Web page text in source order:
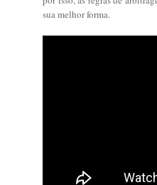
sua melhor forma.